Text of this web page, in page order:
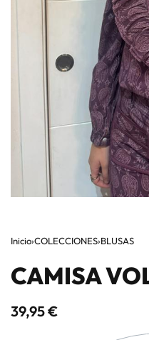
Inicio›COLECCIONES›BLUSAS
CAMISA
39,95€